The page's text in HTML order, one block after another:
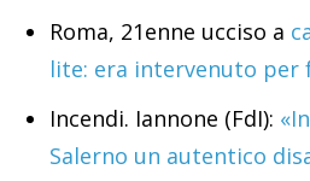
Roma, 21enne ucciso a
lite: era intervenuto per
Incendi. Iannone (FdI):
Salerno un autentico